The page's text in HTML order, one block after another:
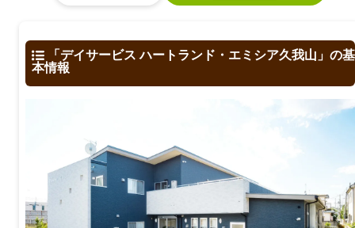
「デイサービス ハートランド・エミシア久我山」の基
本情報